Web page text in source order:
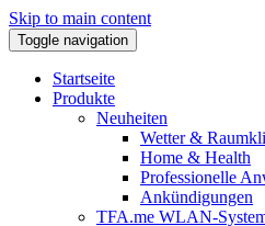
Skip to main content
Toggle navigation
Startseite
Produkte
Neuheiten
Wetter &
Home & Health
Professionelle
Ankündigungen
TFA.me WLAN-